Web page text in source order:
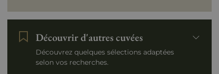
Découvrir d'autres cuvées
Découvrez quelques sélections adaptées
selon vos recherches.